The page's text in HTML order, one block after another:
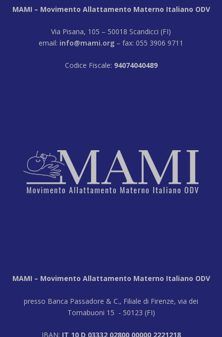
MAMI – Movimento Allattamento Materno Italiano ODV
Via Pisana, 105 – 50018 Scandicci (FI)
email: info@mami.org – fax: 055 3906 9711
Codice Fiscale: 94074040489
MAMI – Movimento Allattamento Materno Italiano ODV
presso Banca Passadore & C., Filiale di Firenze, via dei
Tornabuoni 15 - 50123 (FI)
IBAN: IT 10 D 03332 02800 00000 2221218